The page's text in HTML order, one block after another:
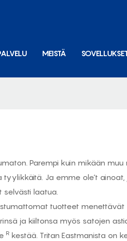
MEISTÄ
Parempi kuin mikään muu
Ja emme ole’t
laatua.
tuotteet
ja kiiltonsa myös satojen
R kestää. Tritan Eastmanista on